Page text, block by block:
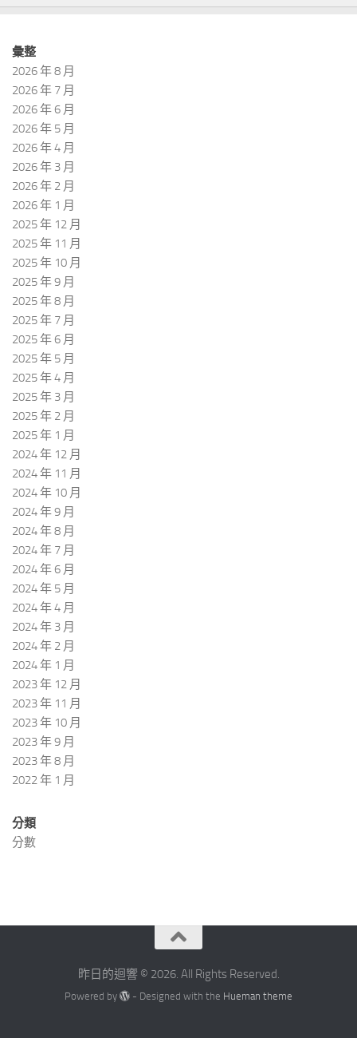
彙整
2026 年 8 月
2026 年 7 月
2026 年 6 月
2026 年 5 月
2026 年 4 月
2026 年 3 月
2026 年 2 月
2026 年 1 月
2025 年 12 月
2025 年 11 月
2025 年 10 月
2025 年 9 月
2025 年 8 月
2025 年 7 月
2025 年 6 月
2025 年 5 月
2025 年 4 月
2025 年 3 月
2025 年 2 月
2025 年 1 月
2024 年 12 月
2024 年 11 月
2024 年 10 月
2024 年 9 月
2024 年 8 月
2024 年 7 月
2024 年 6 月
2024 年 5 月
2024 年 4 月
2024 年 3 月
2024 年 2 月
2024 年 1 月
2023 年 12 月
2023 年 11 月
2023 年 10 月
2023 年 9 月
2023 年 8 月
2022 年 1 月
分類
分數
昨日的迴響 © 2026. All Rights Reserved.
Powered by - Designed with the Hueman theme